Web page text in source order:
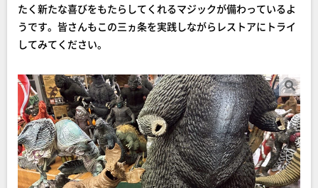
たく新たな喜びをもたらしてくれるマジックが備わっているよ
うです。皆さんもこの三ヵ条を実践しながらレストアにトライ
してみてください。